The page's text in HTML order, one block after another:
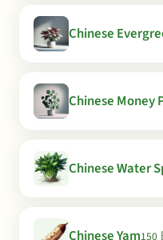
Chinese
Chinese Money
Chinese Water
Chinese Yam150